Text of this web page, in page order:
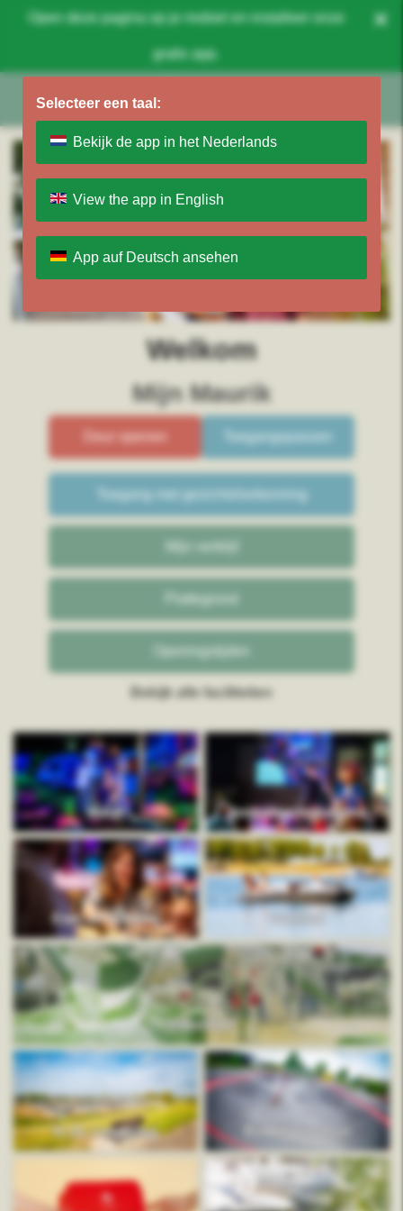
Open deze pagina op je mobiel en installeer onze
gratis app.
×
Selecteer een taal:
Bekijk de app in het Nederlands
View the app in English
App auf Deutsch ansehen
Welkom
Mijn Maurik
Deur openen Toegangspassen
Toegang met gezichtsherkenning
Plattegrond
Openingstijden
Bekijk alle faciliteiten
Mauk Animatieprogramma
Eten en drinken
Zwembad
In de omgeving